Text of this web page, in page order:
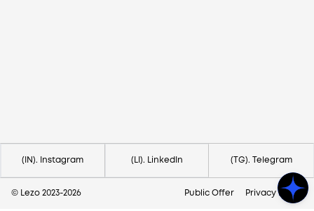
(IN). Instagram (LI). LinkedIn (TG). Telegram
© Lezo 2023-2026 Public Offer Privacy Policy